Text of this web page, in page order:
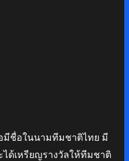
มีชื่อในนามทีมชาติไทย มี
ด้เหรียญรางวัลให้ทีมชาติ